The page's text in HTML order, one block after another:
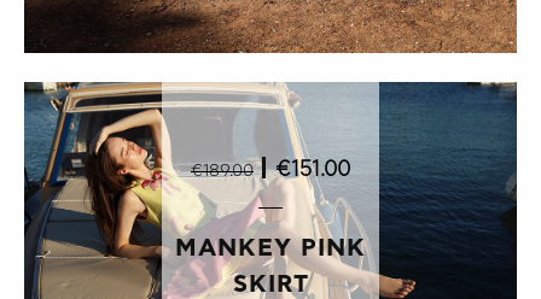
€189.00 | €151.00
MANKEY PINK
SKIRT